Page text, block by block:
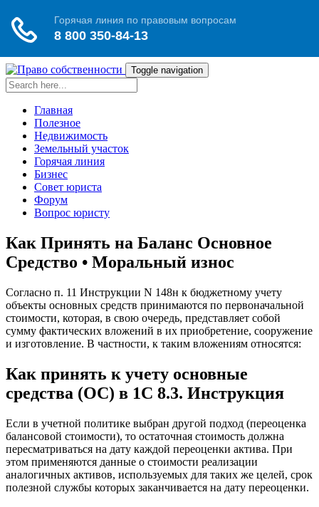
Toggle navigation
Главная
Полезное
Недвижимость
Земельный участок
Горячая линия
Бизнес
Совет юриста
Форум
Вопрос юристу
Как Принять на Баланс Основное
Средство • Моральный износ
Согласно п. 11 Инструкции N 148н к бюджетному учету
объекты основных средств принимаются по первоначальной
стоимости, которая, в свою очередь, представляет собой
сумму фактических вложений в их приобретение, сооружение
и изготовление. В частности, к таким вложениям относятся:
Как принять к учету основные
средства (ОС) в 1С 8.3. Инструкция
Если в учетной политике выбран другой подход (переоценка
балансовой стоимости), то остаточная стоимость должна
пересматриваться на дату каждой переоценки актива. При
этом применяются данные о стоимости реализации
аналогичных активов, используемых для таких же целей, срок
полезной службы которых заканчивается на дату переоценки.